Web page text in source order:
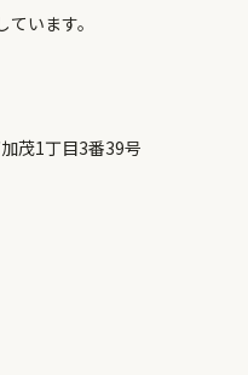
います。
茂1丁目3番39号